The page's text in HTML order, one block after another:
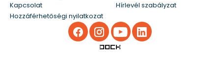
Kapcsolat
Hírlevél szabályzat
Hozzáférhetőségi nyilatkozat